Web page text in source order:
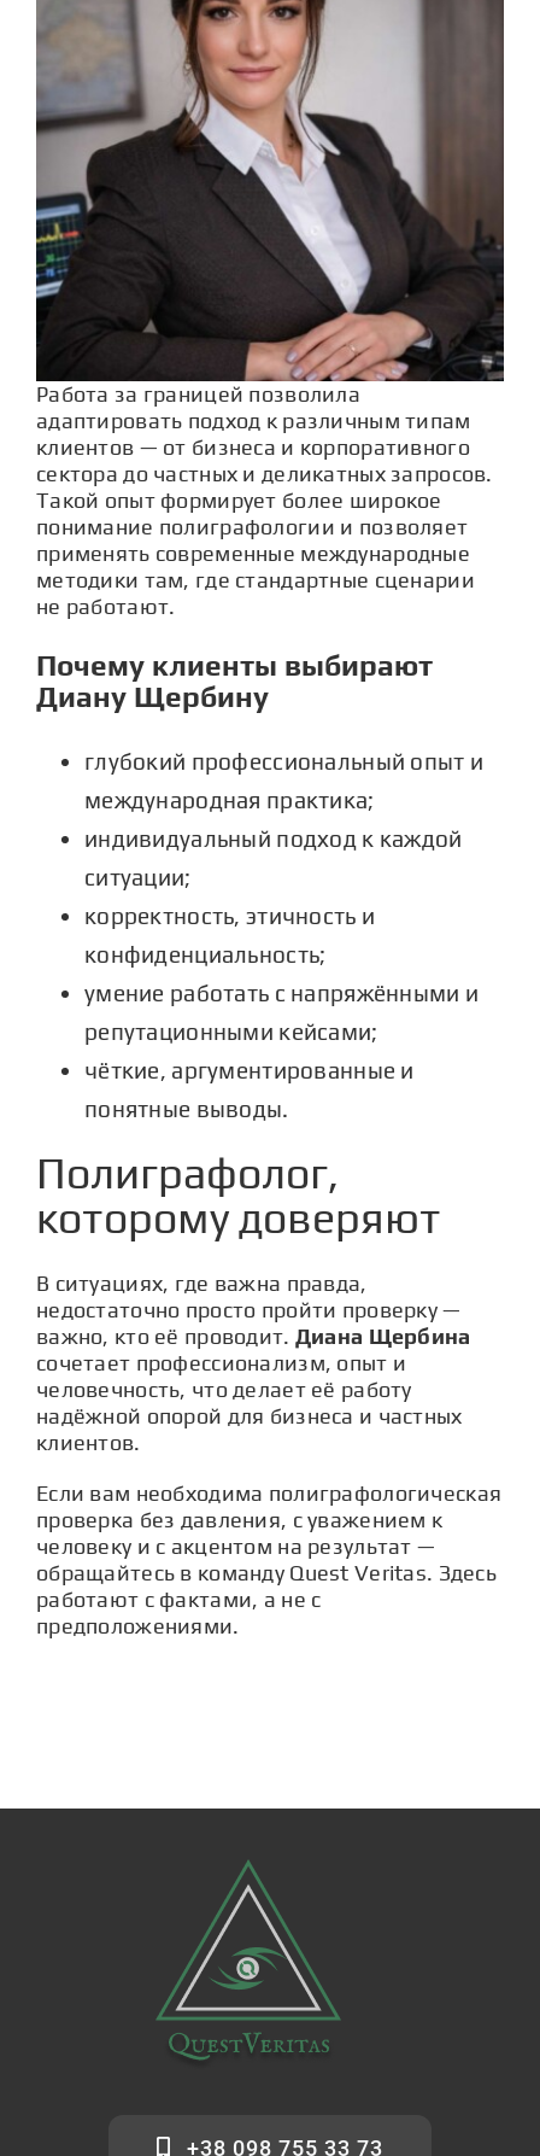
Работа за границей позволила
адаптировать подход к различным типам
клиентов — от бизнеса и корпоративного
сектора до частных и деликатных запросов.
Такой опыт формирует более широкое
понимание полиграфологии и позволяет
применять современные международные
методики там, где стандартные сценарии
не работают.
Почему клиенты выбирают
Диану Щербину
глубокий профессиональный опыт и
международная практика;
индивидуальный подход к каждой
ситуации;
корректность, этичность и
конфиденциальность;
умение работать с напряжёнными и
репутационными кейсами;
чёткие, аргументированные и
понятные выводы.
Полиграфолог,
которому доверяют
В ситуациях, где важна правда,
недостаточно просто пройти проверку —
важно, кто её проводит. Диана Щербина
сочетает профессионализм, опыт и
человечность, что делает её работу
надёжной опорой для бизнеса и частных
клиентов.
Если вам необходима полиграфологическая
проверка без давления, с уважением к
человеку и с акцентом на результат —
обращайтесь в команду Quest Veritas. Здесь
работают с фактами, а не с
предположениями.
+38 098 755 33 73